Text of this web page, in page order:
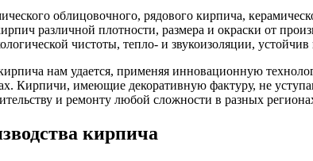
облицовочного, рядового кирпича,
различной плотности, размера и окраски от
чистоты, тепло- и звукоизоляции,
нам удается, применяя инновационную
Кирпичи, имеющие декоративную фактуру, не
и ремонту любой сложности в разных
кирпича